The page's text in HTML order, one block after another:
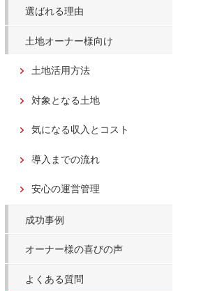
選ばれる理由
土地オーナー様向け
土地活用方法
対象となる土地
気になる収入とコスト
導入までの流れ
安心の運営管理
成功事例
オーナー様の喜びの声
よくある質問